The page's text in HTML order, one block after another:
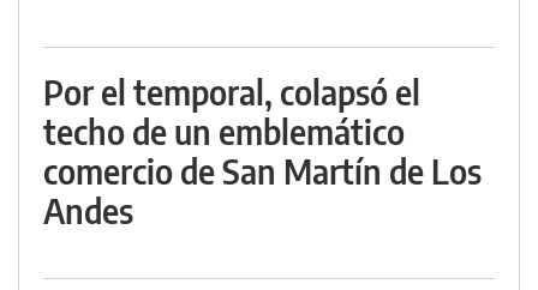
Por el temporal, colapsó el
techo de un emblemático
comercio de San Martín de Los
Andes